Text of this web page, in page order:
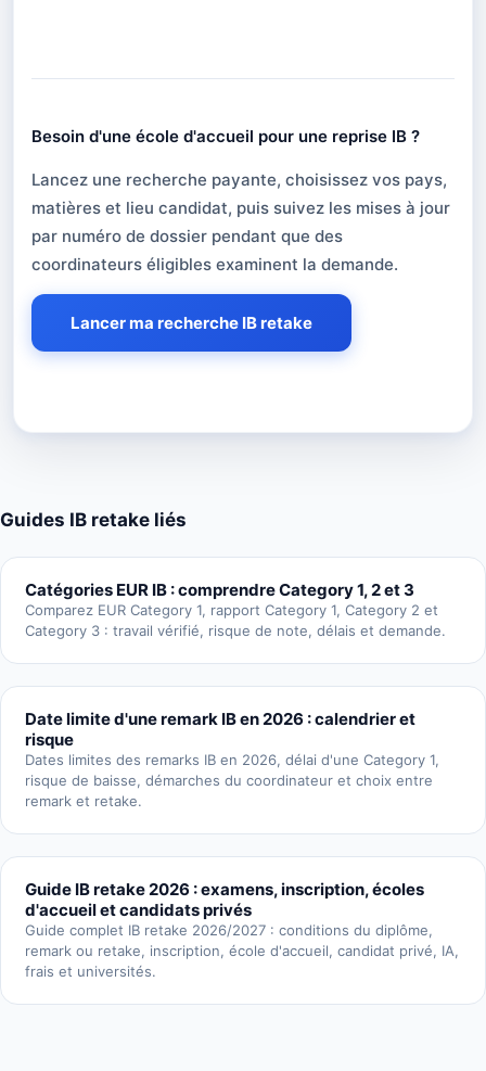
Besoin d'une école d'accueil pour une
Besoin d'une école d'accueil pour une reprise IB ?
Lancez une recherche payante, choisissez vos pays,
matières et lieu candidat, puis suivez les mises à jour
par numéro de dossier pendant que des
coordinateurs éligibles examinent la demande.
Lancer ma recherche IB retake
Guides IB retake liés
Catégories EUR IB : comprendre Category 1, 2 et 3
Comparez EUR Category 1, rapport Category 1, Category 2 et
Category 3 : travail vérifié, risque de note, délais et demande.
Date limite d'une remark IB en 2026 : calendrier et
risque
Dates limites des remarks IB en 2026, délai d'une Category 1,
risque de baisse, démarches du coordinateur et choix entre
remark et retake.
Guide IB retake 2026 : examens, inscription, écoles
d'accueil et candidats privés
Guide complet IB retake 2026/2027 : conditions du diplôme,
remark ou retake, inscription, école d'accueil, candidat privé, IA,
frais et universités.